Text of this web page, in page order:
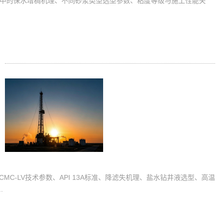
LV技术参数、API 13A标准、降滤失机理、盐水钻井液选型、高温